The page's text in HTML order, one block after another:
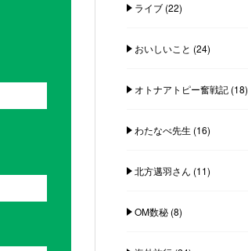
ライブ(22)
おいしいこと (24)
オトナアトピー奮戦記(18)
わたなべ先生 (16)
北方邁羽さん (11)
OM数秘(8)